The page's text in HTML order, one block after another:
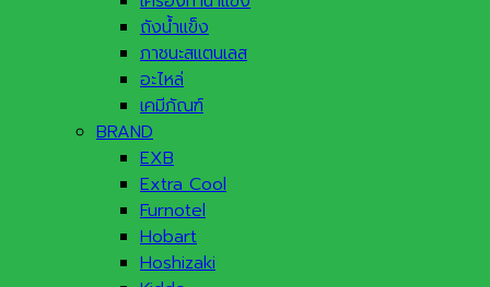
ถังน้ำแข็ง
ภาชนะสแตนเลส
อะไหล่
เคมีภัณฑ์
BRAND
EXB
Extra Cool
Furnotel
Hobart
Hoshizaki